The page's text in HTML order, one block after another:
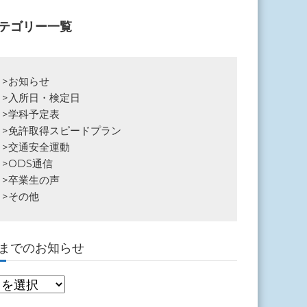
ゴリー一覧
>お知らせ
>入所日・検定日
>学科予定表
>免許取得スピードプラン
>交通安全運動
>ODS通信
>卒業生の声
>その他
でのお知らせ